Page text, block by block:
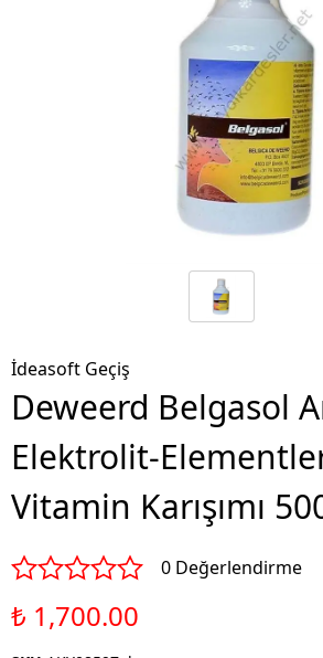
İdeasoft Geçiş
Deweerd Belgasol
Elektrolit-
Vitamin Karışımı
0 Değerlendirme
₺ 1,700.00